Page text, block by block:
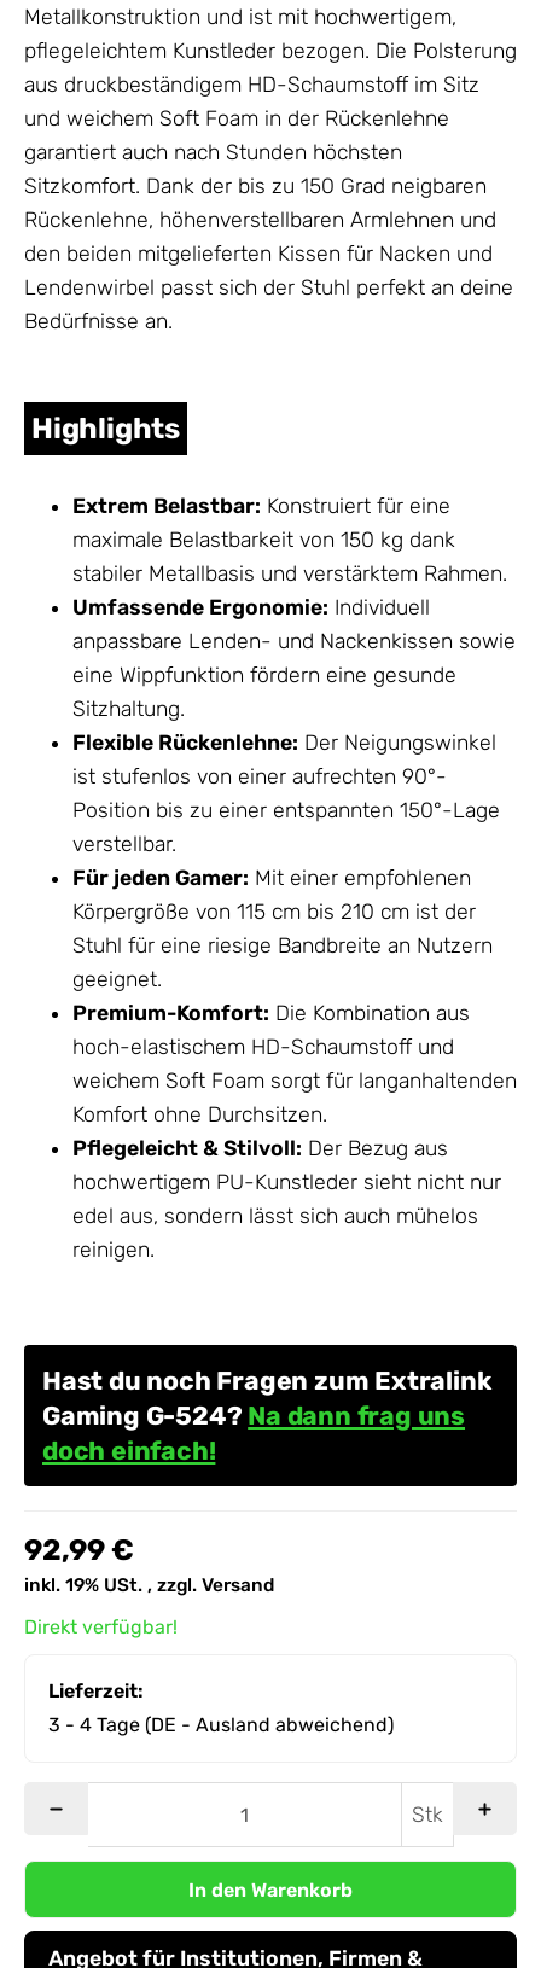
Metallkonstruktion und ist mit hochwertigem,
pflegeleichtem Kunstleder bezogen. Die Polsterung
aus druckbeständigem HD-Schaumstoff im Sitz
und weichem Soft Foam in der Rückenlehne
garantiert auch nach Stunden höchsten
Sitzkomfort. Dank der bis zu 150 Grad neigbaren
Rückenlehne, höhenverstellbaren Armlehnen und
den beiden mitgelieferten Kissen für Nacken und
Lendenwirbel passt sich der Stuhl perfekt an deine
Bedürfnisse an.
Highlights
Extrem Belastbar: Konstruiert für eine
maximale Belastbarkeit von 150 kg dank
stabiler Metallbasis und verstärktem Rahmen.
Umfassende Ergonomie: Individuell
anpassbare Lenden- und Nackenkissen sowie
eine Wippfunktion fördern eine gesunde
Sitzhaltung.
Flexible Rückenlehne: Der Neigungswinkel
ist stufenlos von einer aufrechten 90°-
Position bis zu einer entspannten 150°-Lage
verstellbar.
Für jeden Gamer: Mit einer empfohlenen
Körpergröße von 115 cm bis 210 cm ist der
Stuhl für eine riesige Bandbreite an Nutzern
geeignet.
Premium-Komfort: Die Kombination aus
hoch-elastischem HD-Schaumstoff und
weichem Soft Foam sorgt für langanhaltenden
Komfort ohne Durchsitzen.
Pflegeleicht & Stilvoll: Der Bezug aus
hochwertigem PU-Kunstleder sieht nicht nur
edel aus, sondern lässt sich auch mühelos
reinigen.
Hast du noch Fragen zum Extralink
Gaming G-524? Na dann frag uns
doch einfach!
92,99 €
inkl. 19% USt. , zzgl. Versand
Direkt verfügbar!
Lieferzeit:
3 - 4 Tage (DE - Ausland abweichend)
Stk
In den Warenkorb
Angebot für Institutionen, Firmen &